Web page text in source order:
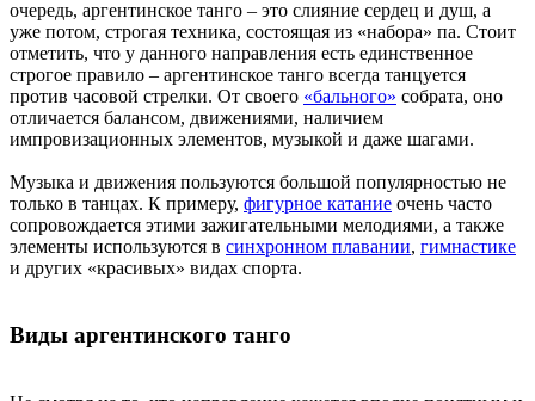
очередь, аргентинское танго – это слияние сердец и душ, а
уже потом, строгая техника, состоящая из «набора» па. Стоит
отметить, что у данного направления есть единственное
строгое правило – аргентинское танго всегда танцуется
против часовой стрелки. От своего «бального» собрата, оно
отличается балансом, движениями, наличием
импровизационных элементов, музыкой и даже шагами.
Музыка и движения пользуются большой популярностью не
только в танцах. К примеру, фигурное катание очень часто
сопровождается этими зажигательными мелодиями, а также
элементы используются в синхронном плавании, гимнастике
и других «красивых» видах спорта.
Виды аргентинского танго